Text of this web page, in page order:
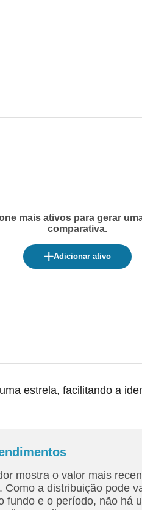
mais ativos para gerar
comparativa.
Adicionar ativo
estrela, facilitando a
mostra o valor mais
Como a distribuição pode
fundo e o período, não há